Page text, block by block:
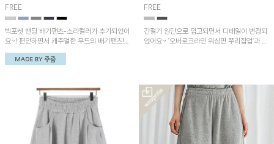
FREE
빅포켓 밴딩 배기팬츠-소라컬러가 추가되었어
요~! 편안하면서 캐주얼한 무드의 배기팬츠!
부드럽고 신축성이 좋아 편안하게 입어보실 거
예요~
FREE
간절기 원단으로 입고되면서 디테일이 변경되
었어요~ '오버로크라인 워싱면 쭈리집업'과 함